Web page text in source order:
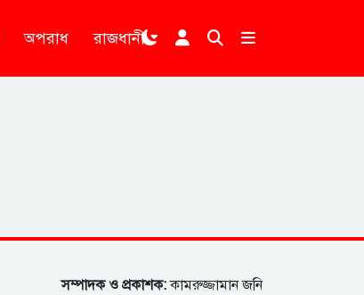
অপরাধ রাজধানী
সম্পাদক ও প্রকাশক:কামরুজ্জামান জনি